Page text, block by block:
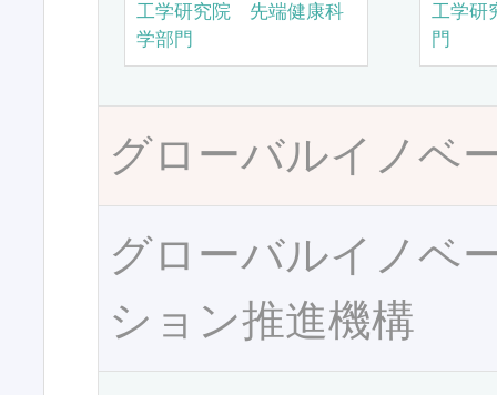
工学研究院 先端健康科
学部門
工学研
門
グローバルイノベ
グローバルイノベ
ション推進機構